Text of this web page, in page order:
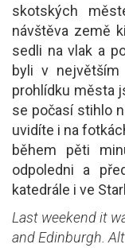
skotských
návštěva země
sedli na vlak a
byli v
prohlídku města
se počasí stihlo
uvidíte i na
během pěti
odpoledni a
katedrále i ve
Last weekend it
and Edinburgh.